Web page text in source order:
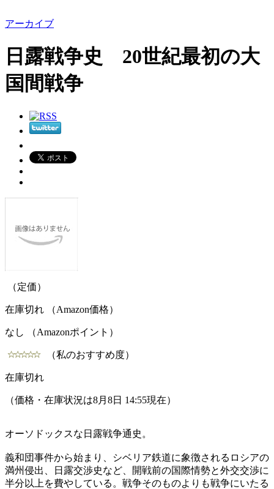
アーカイブ
日露戦争史 20世紀最初の大
国間戦争
（定価）
在庫切れ （Amazon価格）
なし （Amazonポイント）
（私のおすすめ度）
在庫切れ
（価格・在庫状況は8月8日 14:55現在）
オーソドックスな日露戦争通史。
義和団事件から始まり、シベリア鉄道に象徴されるロシアの
満州侵出、日露交渉史など、開戦前の国際情勢と外交交渉に
半分以上を費やしている。戦争そのものよりも戦争にいたる